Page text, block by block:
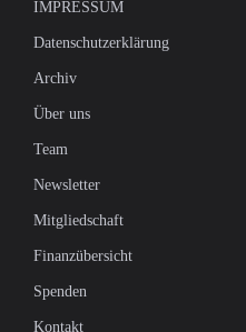
IMPRESSUM
Datenschutzerklärung
Archiv
Über uns
Team
Newsletter
Mitgliedschaft
Finanzübersicht
Spenden
Kontakt